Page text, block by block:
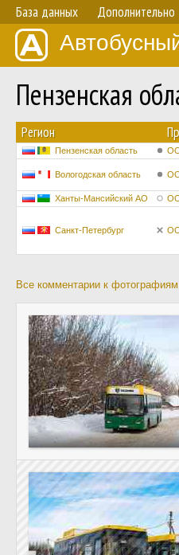
База данных Дополнительно
Пензенская
Регион
Пензенская область
Вологодская область
Ханты-Мансийский АО
Санкт-Петербург
Все комментарии к